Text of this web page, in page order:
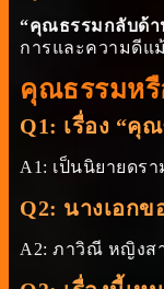
“คุณธรรมกลับด้า
การและความดีแ
คุณธรรมหรื
Q1: เรื่อง “คุ
A1: เป็นนิยายดร
Q2: นางเอกข
A2: ภาวิณี หญิงส